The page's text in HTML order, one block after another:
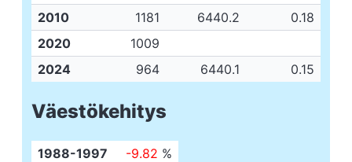
2010
1181 6440.2
0.18
2020
1009
2024
964 6440.1 0.15
Väestökehitys
1988-1997 -9.82 %